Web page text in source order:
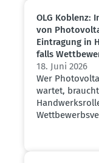
OLG Koblenz:
von
Eintragung in
falls
18. Juni 2026
Wer
wartet,